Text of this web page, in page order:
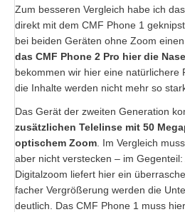
Zum besseren Vergleich habe ich
direkt mit dem CMF Phone 1
bei beiden Geräten ohne Zoom
das CMF Phone 2 Pro hier die
bekommen wir hier eine natürlichere
die Inhalte werden nicht mehr so
Das Gerät der zweiten Generation
zusätzlichen Telelinse mit 50
optischem Zoom . Im Vergleich
aber nicht verstecken – im
Digitalzoom liefert hier ein
facher Vergrößerung werden die
deutlich. Das CMF Phone 1 muss